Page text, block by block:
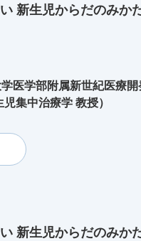
新生児からだのみか
医学部附属新世紀医療
集中治療学 教授）
新生児からだのみか